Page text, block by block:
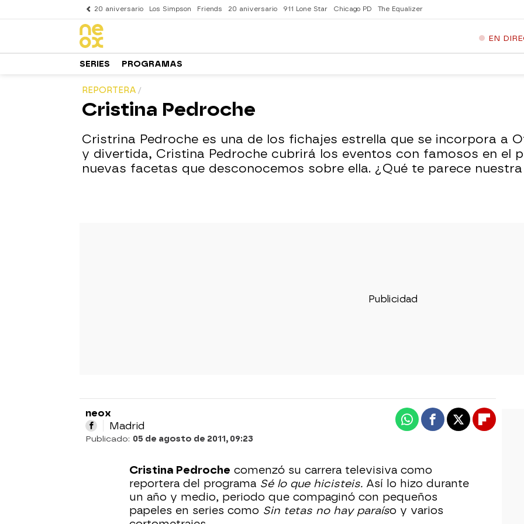
20 aniversario Los Simpson Friends 20 aniversario 911 Lone Star Chicago PD The Equalizer
EN
SERIES PROGRAMAS
REPORTERA
Cristina Pedroche
Cristrina Pedroche es una de los fichajes estrella que se incorpora a
y divertida, Cristina Pedroche cubrirá los eventos con famosos en el
nuevas facetas que desconocemos sobre ella. ¿Qué te parece
neox
Madrid
Publicado: 05 de agosto de 2011, 09:23
WhatsappFacebook
X
Cristina Pedroche comenzó su carrera televisiva como
reportera del programa Sé lo que hicisteis. Así lo hizo durante
un año y medio, periodo que compaginó con pequeños
papeles en series como Sin tetas no hay paraíso y varios